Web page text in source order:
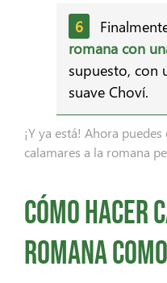
romana con
supuesto, con
suave Choví.
¡Y ya está! Ahora
calamares a la romana
Cómo hacer
romana